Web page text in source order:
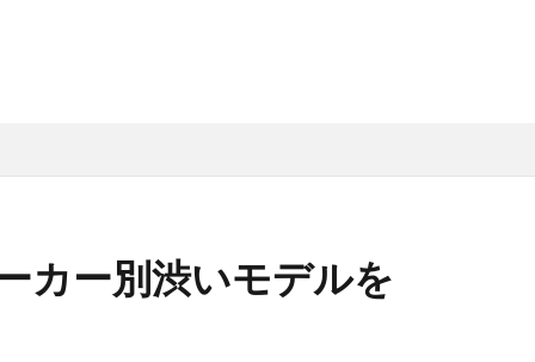
カー別渋いモデルを